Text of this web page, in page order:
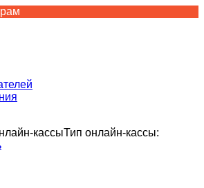
кассыТип онлайн-кассы: